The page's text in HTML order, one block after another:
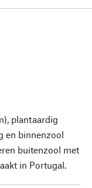
plantaardig
en binnenzool
buitenzool met
in Portugal.